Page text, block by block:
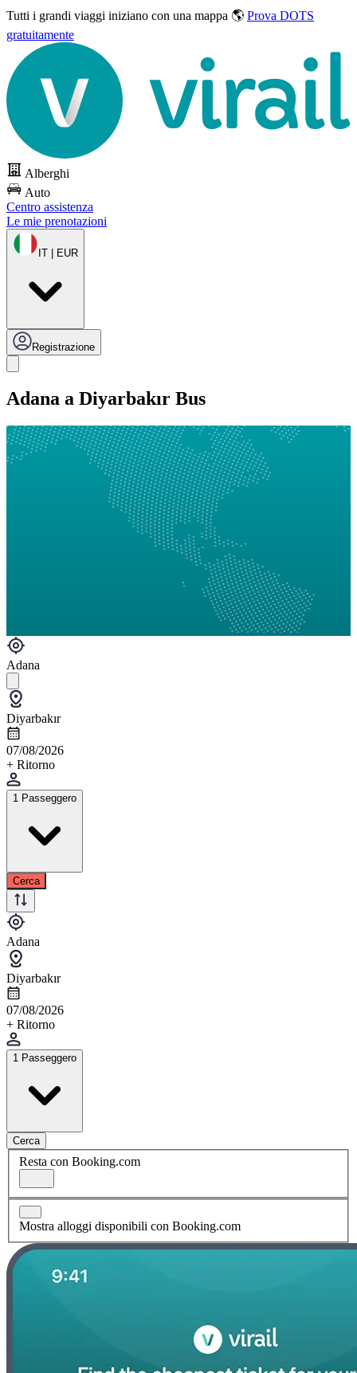
Tutti i grandi viaggi iniziano con una mappa 🌎 Prova DOTS
gratuitamente
Alberghi
Auto
Centro assistenza
Le mie prenotazioni
IT | EUR
Registrazione
Adana a Diyarbakır Bus
Adana
Diyarbakır
07/08/2026
+ Ritorno
1 Passeggero
Cerca
Adana
Diyarbakır
07/08/2026
+ Ritorno
1 Passeggero
Cerca
Resta con Booking.com
Mostra alloggi disponibili con Booking.com